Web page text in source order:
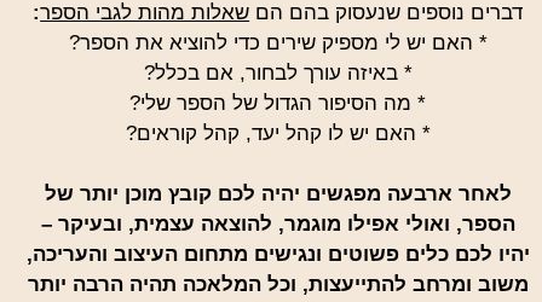
דברים נוספים שנעסוק בהם הם שאלות מהות לגבי הספר:
* האם יש לי מספיק שירים כדי להוציא את הספר?
* באיזה עורך לבחור, אם בכלל?
* מה הסיפור הגדול של הספר שלי?
* האם יש לו קהל יעד, קהל קוראים?
לאחר ארבעה מפגשים יהיה לכם קובץ מוכן יותר של
הספר, ואולי אפילו מוגמר, להוצאה עצמית, ובעיקר –
יהיו לכם כלים פשוטים ונגישים מתחום העיצוב והעריכה,
משוב ומרחב להתייעצות, וכל המלאכה תהיה הרבה יותר